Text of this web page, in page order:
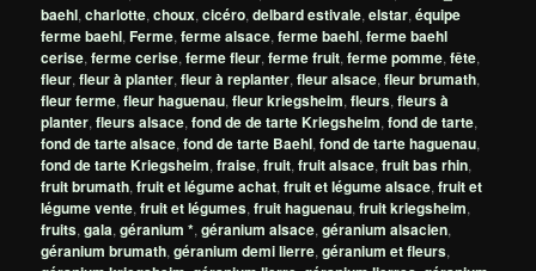
baehl,charlotte,choux,cicéro,delbard estivale,elstar,équipe
ferme baehl,Ferme,ferme alsace,ferme baehl,ferme baehl
cerise,ferme cerise,ferme fleur,ferme fruit,ferme pomme,fête,
fleur,fleur à planter,fleur à replanter,fleur alsace,fleur brumath,
fleur ferme,fleur haguenau,fleur kriegsheim,fleurs,fleurs à
planter,fleurs alsace,fond de de tarte Kriegsheim,fond de tarte,
fond de tarte alsace,fond de tarte Baehl,fond de tarte haguenau,
fond de tarte Kriegsheim,fraise,fruit,fruit alsace,fruit bas rhin,
fruit brumath,fruit et légume achat,fruit et légume alsace,fruit et
légume vente,fruit et légumes,fruit haguenau,fruit kriegsheim,
fruits,gala,géranium *,géranium alsace,géranium alsacien,
géranium brumath,géranium demi lierre,géranium et fleurs,